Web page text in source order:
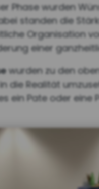
Phase wurden
standen die
Organisation
einer
wurden zu den
die Realität
ein Pate oder eine